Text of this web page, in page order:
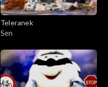
Teleranek
Sen